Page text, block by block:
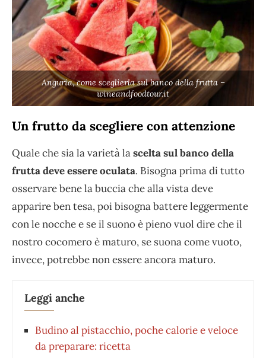
Anguria, come sceglierla sul banco della frutta –
wineandfoodtour.it
Un frutto da scegliere con attenzione
Quale che sia la varietà lascelta sul banco della
frutta deve essere oculata. Bisogna prima di tutto
osservare bene la buccia che alla vista deve
apparire ben tesa, poi bisogna battere leggermente
con le nocche e se il suono è pieno vuol dire che il
nostro cocomero è maturo, se suona come vuoto,
invece, potrebbe non essere ancora maturo.
Leggi anche
Budino al pistacchio, poche calorie e veloce
da preparare: ricetta